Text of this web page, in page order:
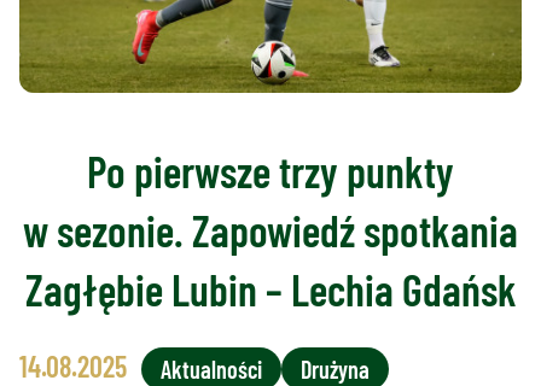
Po pierwsze trzy punkty
w sezonie. Zapowiedź spotkania
Zagłębie Lubin – Lechia Gdańsk
14.08.2025 Aktualności
Drużyna